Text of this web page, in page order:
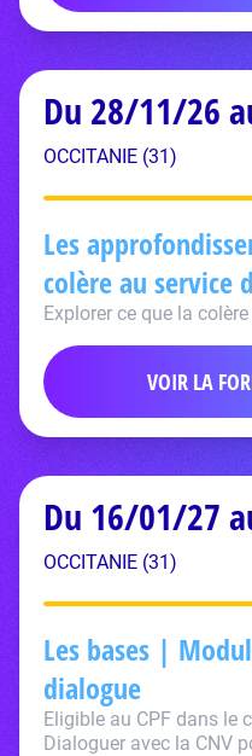
Du 28/11/26
OCCITANIE (31)
Les
colère au service
Explorer ce que la
VOIR LA
Du 16/01/27
OCCITANIE (31)
Les bases |
dialogue
Eligible au CPF dans le
Dialoguer avec la CNV